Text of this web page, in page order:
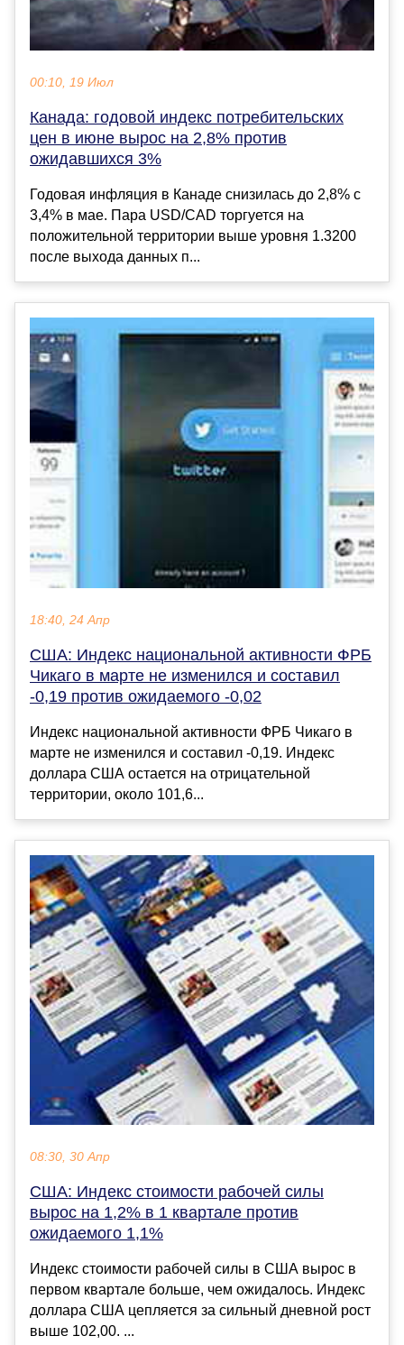
00:10, 19 Июл
Канада: годовой индекс потребительских
цен в июне вырос на 2,8% против
ожидавшихся 3%
Годовая инфляция в Канаде снизилась до 2,8% с
3,4% в мае. Пара USD/CAD торгуется на
положительной территории выше уровня 1.3200
после выхода данных п...
18:40, 24 Апр
США: Индекс национальной активности ФРБ
Чикаго в марте не изменился и составил
-0,19 против ожидаемого -0,02
Индекс национальной активности ФРБ Чикаго в
марте не изменился и составил -0,19. Индекс
доллара США остается на отрицательной
территории, около 101,6...
08:30, 30 Апр
США: Индекс стоимости рабочей силы
вырос на 1,2% в 1 квартале против
ожидаемого 1,1%
Индекс стоимости рабочей силы в США вырос в
первом квартале больше, чем ожидалось. Индекс
доллара США цепляется за сильный дневной рост
выше 102,00. ...